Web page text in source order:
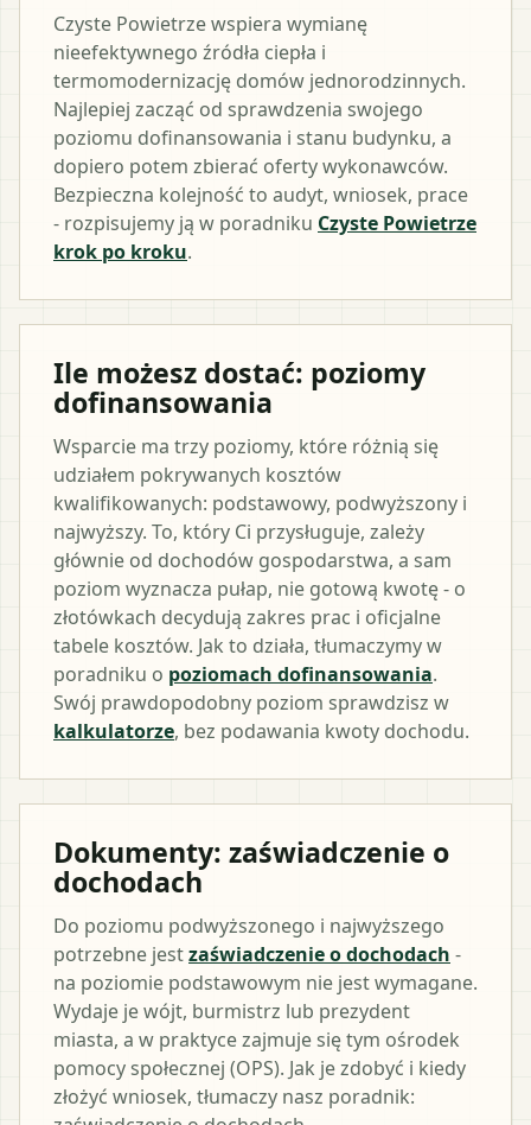
Czyste Powietrze wspiera wymianę
nieefektywnego źródła ciepła i
termomodernizację domów jednorodzinnych.
Najlepiej zacząć od sprawdzenia swojego
poziomu dofinansowania i stanu budynku, a
dopiero potem zbierać oferty wykonawców.
Bezpieczna kolejność to audyt, wniosek, prace
- rozpisujemy ją w poradniku Czyste Powietrze
krok po kroku.
Ile możesz dostać: poziomy
dofinansowania
Wsparcie ma trzy poziomy, które różnią się
udziałem pokrywanych kosztów
kwalifikowanych: podstawowy, podwyższony i
najwyższy. To, który Ci przysługuje, zależy
głównie od dochodów gospodarstwa, a sam
poziom wyznacza pułap, nie gotową kwotę - o
złotówkach decydują zakres prac i oficjalne
tabele kosztów. Jak to działa, tłumaczymy w
poradniku o poziomach dofinansowania.
Swój prawdopodobny poziom sprawdzisz w
kalkulatorze, bez podawania kwoty dochodu.
Dokumenty: zaświadczenie o
dochodach
Do poziomu podwyższonego i najwyższego
potrzebne jestzaświadczenie o dochodach -
na poziomie podstawowym nie jest wymagane.
Wydaje je wójt, burmistrz lub prezydent
miasta, a w praktyce zajmuje się tym ośrodek
pomocy społecznej (OPS). Jak je zdobyć i kiedy
złożyć wniosek, tłumaczy nasz poradnik: